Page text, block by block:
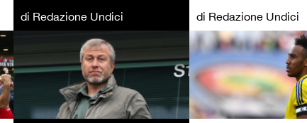
di Redazione Undici
di Redazione Undici
CALCIO